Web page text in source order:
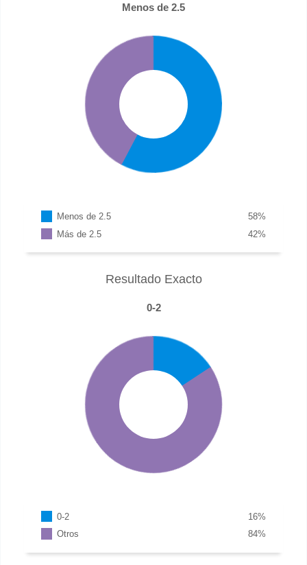
Menos de 2.5
Menos de 2.5 %
58
Más de 2.5
%
42
Resultado Exacto
0-2
0-2 %
16
Otros
%
84